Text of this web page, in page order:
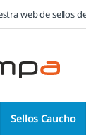
web de sellos
Sellos Caucho